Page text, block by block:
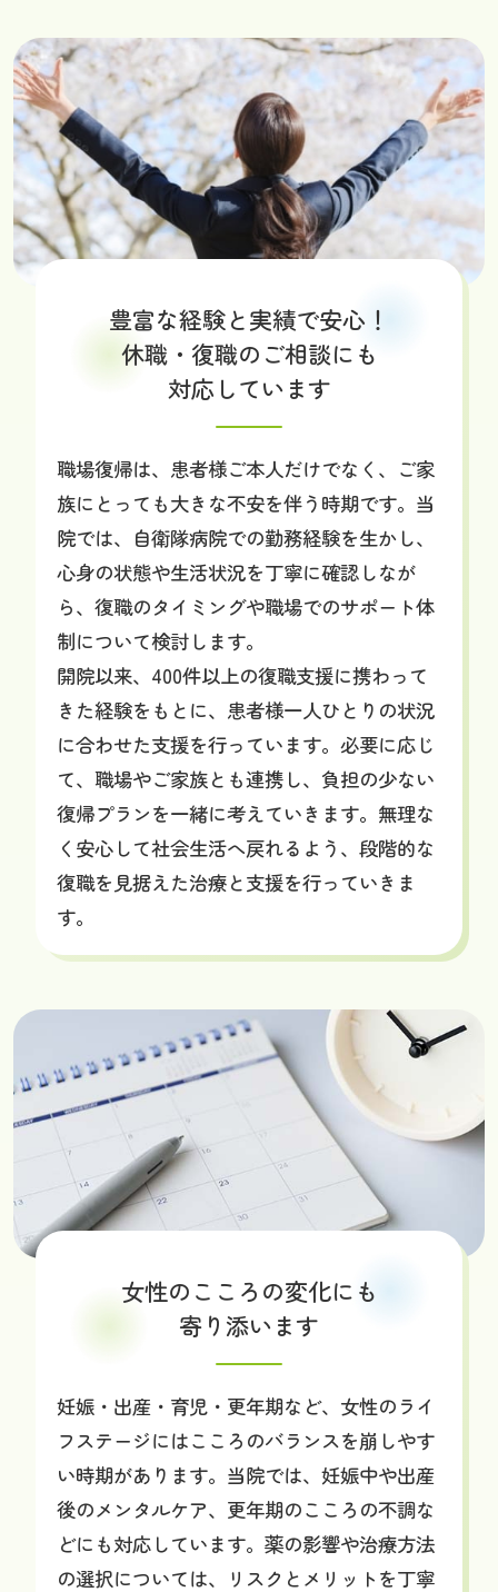
豊富な経験と実績で安心！
休職・復職のご相談にも
対応しています
職場復帰は、患者様ご本人だけでなく、ご家
族にとっても大きな不安を伴う時期です。当
院では、自衛隊病院での勤務経験を生かし、
心身の状態や生活状況を丁寧に確認しなが
ら、復職のタイミングや職場でのサポート体
制について検討します。
開院以来、400件以上の復職支援に携わって
きた経験をもとに、患者様一人ひとりの状況
に合わせた支援を行っています。必要に応じ
て、職場やご家族とも連携し、負担の少ない
復帰プランを一緒に考えていきます。無理な
く安心して社会生活へ戻れるよう、段階的な
復職を見据えた治療と支援を行っていきま
す。
女性のこころの変化にも
寄り添います
妊娠・出産・育児・更年期など、女性のライ
フステージにはこころのバランスを崩しやす
い時期があります。当院では、妊娠中や出産
後のメンタルケア、更年期のこころの不調な
どにも対応しています。薬の影響や治療方法
の選択については、リスクとメリットを丁寧